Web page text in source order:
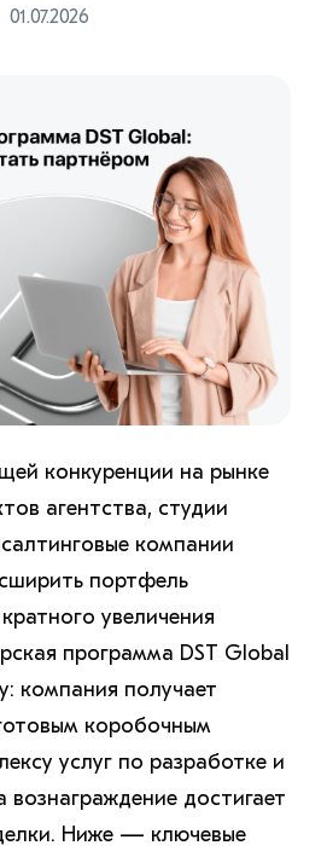
01.07.2026
конкуренции на рынке
агентства, студии
компании
портфель
увеличения
программа DST Global
компания получает
коробочным
услуг по разработке и
достигает
Ниже — ключевые